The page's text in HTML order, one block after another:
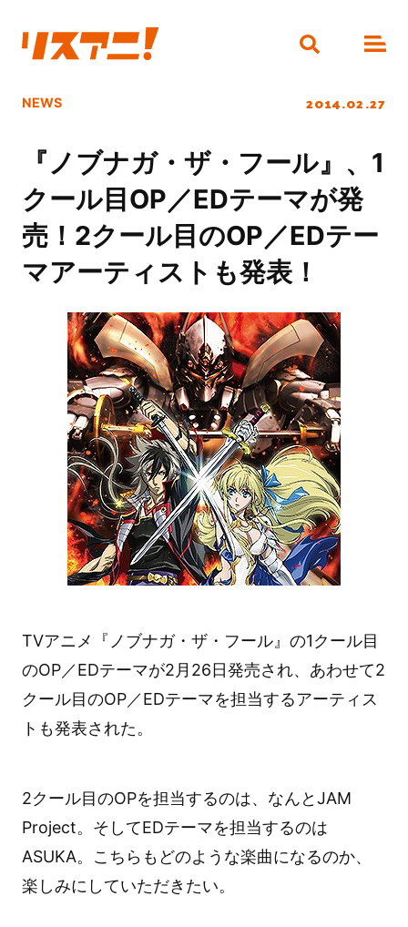
NEWS 2014.02.27
『ノブナガ・ザ・フール』、1
クール目OP／EDテーマが発
売！2クール目のOP／EDテー
マアーティストも発表！
TVアニメ『ノブナガ・ザ・フール』の1クール目
のOP／EDテーマが2月26日発売され、あわせて2
クール目のOP／EDテーマを担当するアーティス
トも発表された。
2クール目のOPを担当するのは、なんとJAM
Project。そしてEDテーマを担当するのは
ASUKA。こちらもどのような楽曲になるのか、
楽しみにしていただきたい。